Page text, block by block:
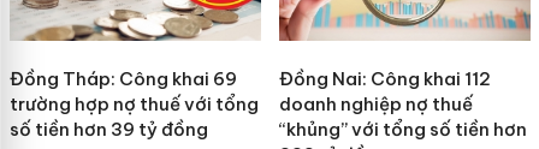
Đồng Tháp: Công khai 69
trường hợp nợ thuế với tổng
số tiền hơn 39 tỷ đồng
Đồng Nai: Công khai 112
doanh nghiệp nợ thuế
“khủng” với tổng số tiền hơn